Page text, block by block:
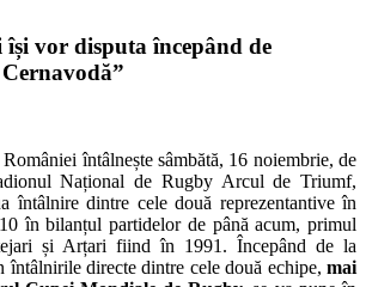
vor disputa începând de
întâlnește sâmbătă, 16 noiembrie, de
Național de Rugby Arcul de Triumf,
întâlnire dintre cele două reprezentantive în
în bilanțul partidelor de până acum, primul
și Arțari fiind în 1991. Începând de la
întâlnirile directe dintre cele două echipe, mai